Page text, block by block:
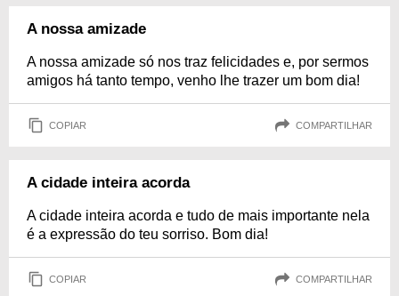
A nossa amizade
A nossa amizade só nos traz felicidades e, por sermos
amigos há tanto tempo, venho lhe trazer um bom dia!
COPIAR COMPARTILHAR
A cidade inteira acorda
A cidade inteira acorda e tudo de mais importante nela
é a expressão do teu sorriso. Bom dia!
COPIAR COMPARTILHAR